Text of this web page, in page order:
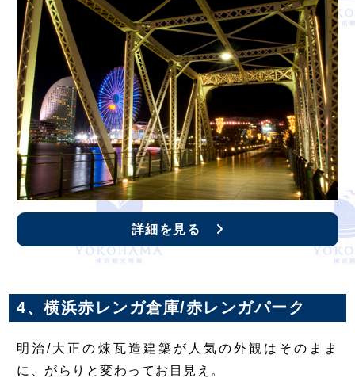
詳細を見る
4、横浜赤レンガ倉庫/赤レンガパーク
明治/大正の煉瓦造建築が人気の外観はそのまま
に、がらりと変わってお目見え。